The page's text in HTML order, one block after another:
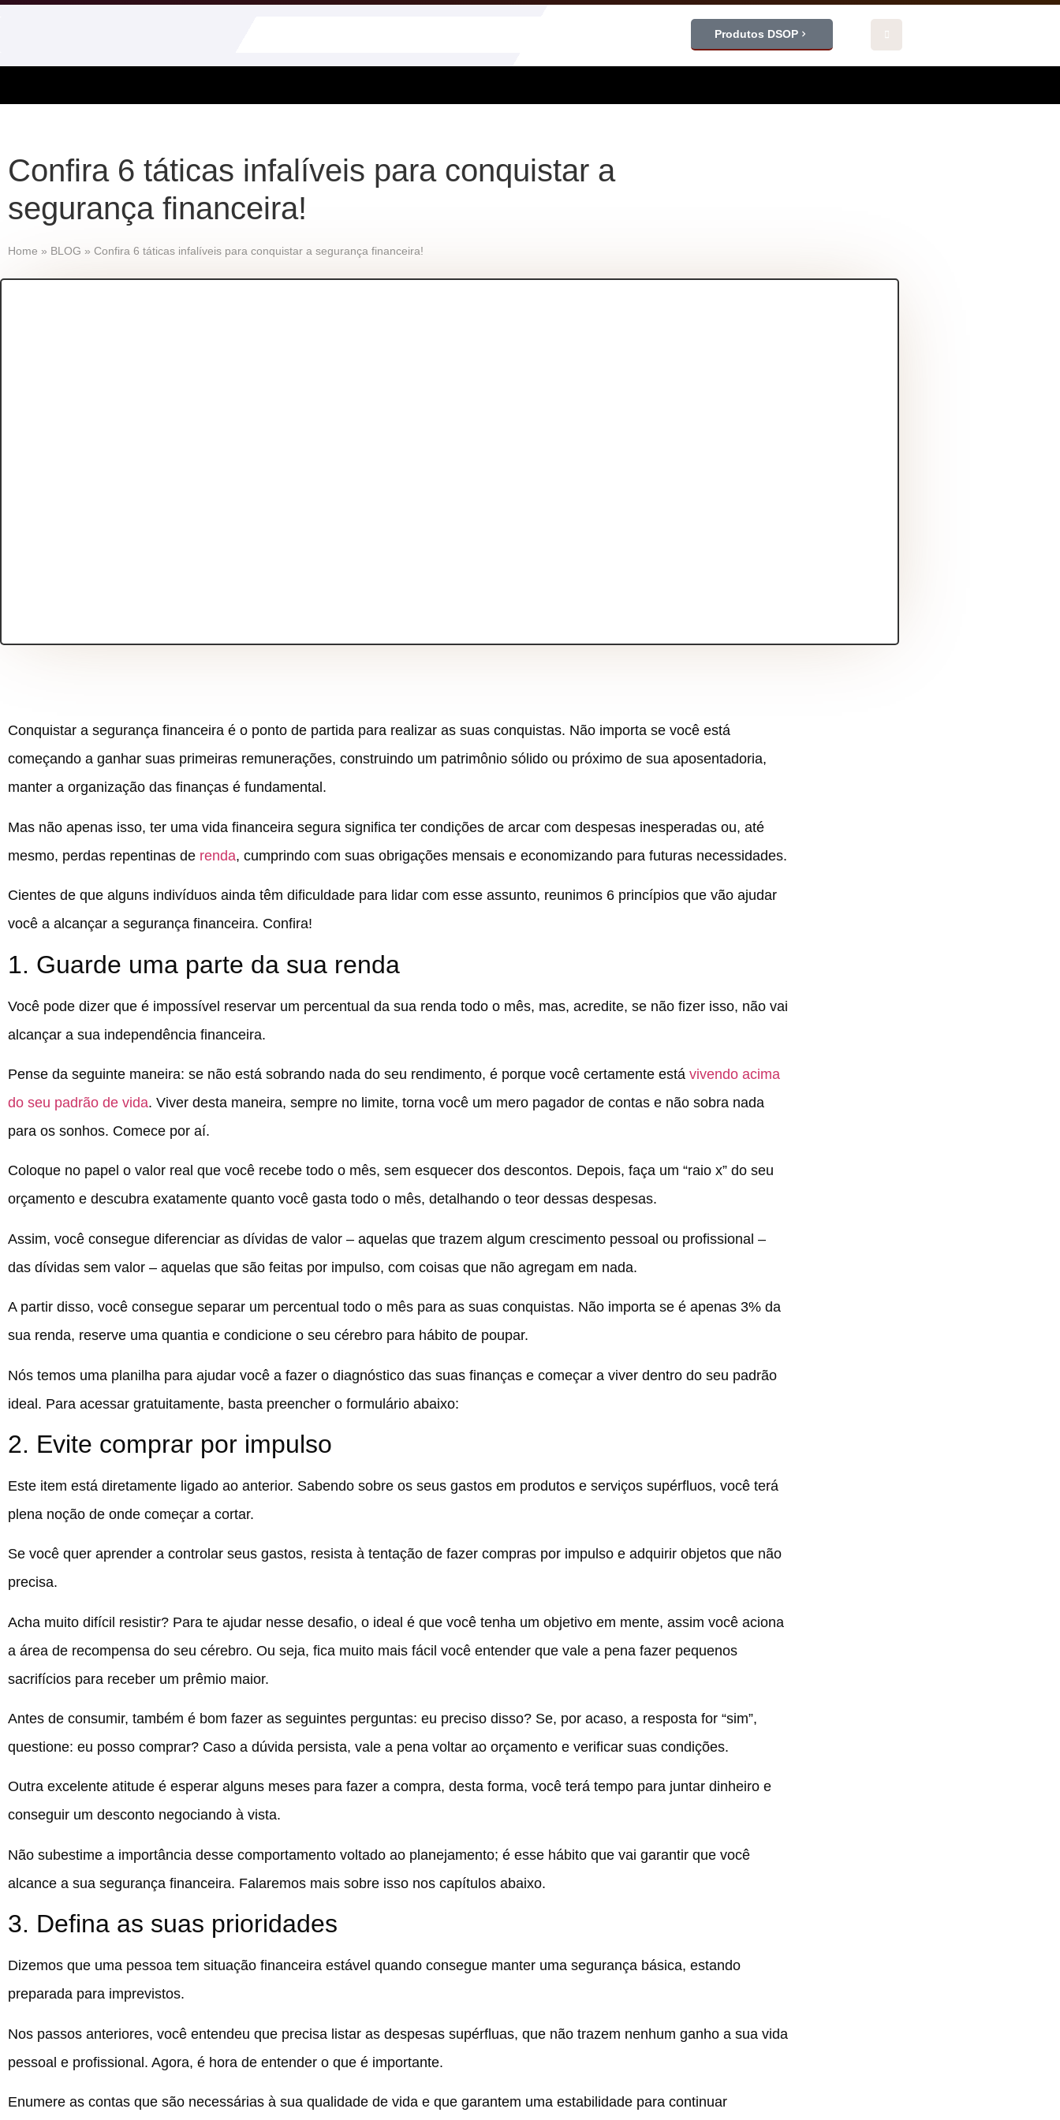
Produtos DSOP
Confira 6 táticas infalíveis para conquistar a
segurança financeira!
Home » BLOG » Confira 6 táticas infalíveis para conquistar a segurança financeira!
Conquistar a segurança financeira é o ponto de partida para realizar as suas conquistas. Não importa se você está
começando a ganhar suas primeiras remunerações, construindo um patrimônio sólido ou próximo de sua aposentadoria,
manter a organização das finanças é fundamental.
Mas não apenas isso, ter uma vida financeira segura significa ter condições de arcar com despesas inesperadas ou, até
mesmo, perdas repentinas de renda, cumprindo com suas obrigações mensais e economizando para futuras necessidades.
Cientes de que alguns indivíduos ainda têm dificuldade para lidar com esse assunto, reunimos 6 princípios que vão ajudar
você a alcançar a segurança financeira. Confira!
1. Guarde uma parte da sua renda
Você pode dizer que é impossível reservar um percentual da sua renda todo o mês, mas, acredite, se não fizer isso, não vai
alcançar a sua independência financeira.
Pense da seguinte maneira: se não está sobrando nada do seu rendimento, é porque você certamente está vivendo acima
do seu padrão de vida. Viver desta maneira, sempre no limite, torna você um mero pagador de contas e não sobra nada
para os sonhos. Comece por aí.
Coloque no papel o valor real que você recebe todo o mês, sem esquecer dos descontos. Depois, faça um “raio x” do seu
orçamento e descubra exatamente quanto você gasta todo o mês, detalhando o teor dessas despesas.
Assim, você consegue diferenciar as dívidas de valor – aquelas que trazem algum crescimento pessoal ou profissional –
das dívidas sem valor – aquelas que são feitas por impulso, com coisas que não agregam em nada.
A partir disso, você consegue separar um percentual todo o mês para as suas conquistas. Não importa se é apenas 3% da
sua renda, reserve uma quantia e condicione o seu cérebro para hábito de poupar.
Nós temos uma planilha para ajudar você a fazer o diagnóstico das suas finanças e começar a viver dentro do seu padrão
ideal. Para acessar gratuitamente, basta preencher o formulário abaixo:
2. Evite comprar por impulso
Este item está diretamente ligado ao anterior. Sabendo sobre os seus gastos em produtos e serviços supérfluos, você terá
plena noção de onde começar a cortar.
Se você quer aprender a controlar seus gastos, resista à tentação de fazer compras por impulso e adquirir objetos que não
precisa.
Acha muito difícil resistir? Para te ajudar nesse desafio, o ideal é que você tenha um objetivo em mente, assim você aciona
a área de recompensa do seu cérebro. Ou seja, fica muito mais fácil você entender que vale a pena fazer pequenos
sacrifícios para receber um prêmio maior.
Antes de consumir, também é bom fazer as seguintes perguntas: eu preciso disso? Se, por acaso, a resposta for “sim”,
questione: eu posso comprar? Caso a dúvida persista, vale a pena voltar ao orçamento e verificar suas condições.
Outra excelente atitude é esperar alguns meses para fazer a compra, desta forma, você terá tempo para juntar dinheiro e
conseguir um desconto negociando à vista.
Não subestime a importância desse comportamento voltado ao planejamento; é esse hábito que vai garantir que você
alcance a sua segurança financeira. Falaremos mais sobre isso nos capítulos abaixo.
3. Defina as suas prioridades
Dizemos que uma pessoa tem situação financeira estável quando consegue manter uma segurança básica, estando
preparada para imprevistos.
Nos passos anteriores, você entendeu que precisa listar as despesas supérfluas, que não trazem nenhum ganho a sua vida
pessoal e profissional. Agora, é hora de entender o que é importante.
Enumere as contas que são necessárias à sua qualidade de vida e que garantem uma estabilidade para continuar